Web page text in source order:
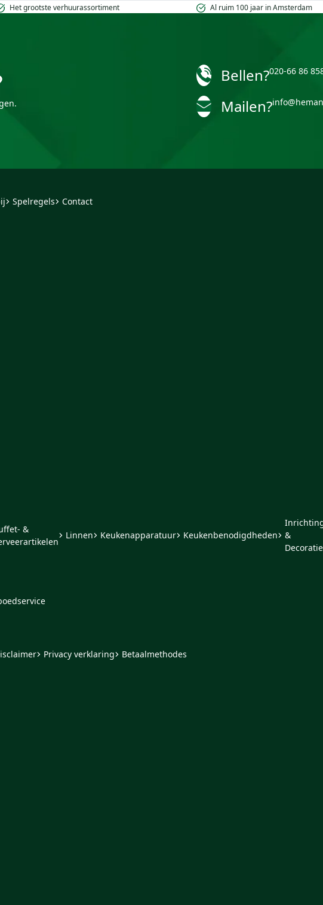
Het grootste verhuurassortiment Al ruim 100 jaar in Amsterdam
Bellen?020-66 86
Mailen?
Spelregels Contact
&
Linnen Keukenapparatuur Keukenbenodigdheden
&
Decoratie
Privacy verklaring Betaalmethodes